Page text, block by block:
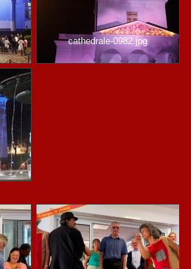
cathedrale-0982.jpg